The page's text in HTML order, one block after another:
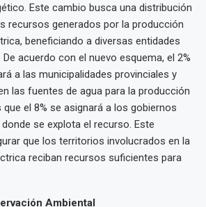
Este cambio busca una distribución
recursos generados por la producción
beneficiando a diversas entidades
acuerdo con el nuevo esquema, el 2%
a las municipalidades provinciales y
las fuentes de agua para la producción
el 8% se asignará a los gobiernos
se explota el recurso. Este
que los territorios involucrados en la
reciban recursos suficientes para
Ambiental